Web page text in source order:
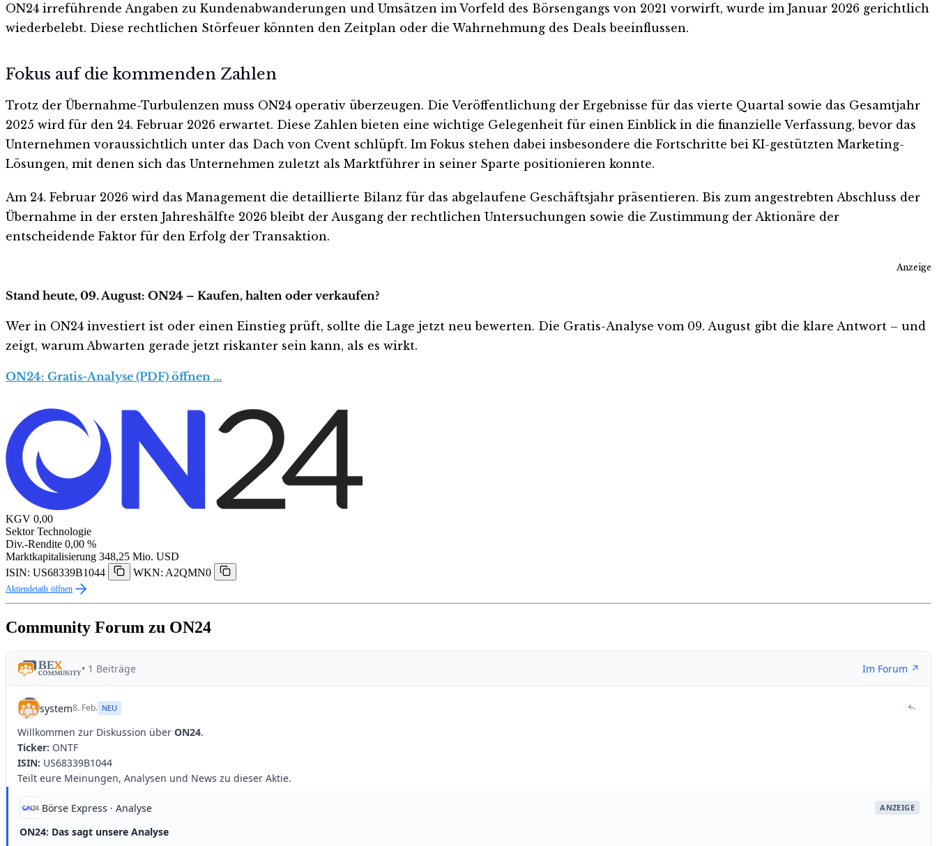
ON24 irreführende Angaben zu Kundenabwanderungen und Umsätzen im Vorfeld des Börsengangs von 2021 vorwirft, wurde im Januar 2026 gerichtlich
wiederbelebt. Diese rechtlichen Störfeuer könnten den Zeitplan oder die Wahrnehmung des Deals beeinflussen.
Fokus auf die kommenden Zahlen
Trotz der Übernahme-Turbulenzen muss ON24 operativ überzeugen. Die Veröffentlichung der Ergebnisse für das vierte Quartal sowie das Gesamtjahr
2025 wird für den 24. Februar 2026 erwartet. Diese Zahlen bieten eine wichtige Gelegenheit für einen Einblick in die finanzielle Verfassung, bevor das
Unternehmen voraussichtlich unter das Dach von Cvent schlüpft. Im Fokus stehen dabei insbesondere die Fortschritte bei KI-gestützten Marketing-
Lösungen, mit denen sich das Unternehmen zuletzt als Marktführer in seiner Sparte positionieren konnte.
Am 24. Februar 2026 wird das Management die detaillierte Bilanz für das abgelaufene Geschäftsjahr präsentieren. Bis zum angestrebten Abschluss der
Übernahme in der ersten Jahreshälfte 2026 bleibt der Ausgang der rechtlichen Untersuchungen sowie die Zustimmung der Aktionäre der
entscheidende Faktor für den Erfolg der Transaktion.
Anzeige
Stand heute, 09. August: ON24 – Kaufen, halten oder verkaufen?
Wer in ON24 investiert ist oder einen Einstieg prüft, sollte die Lage jetzt neu bewerten. Die Gratis-Analyse vom 09. August gibt die klare Antwort – und
zeigt, warum Abwarten gerade jetzt riskanter sein kann, als es wirkt.
ON24: Gratis-Analyse (PDF) öffnen …
KGV 0,00
Sektor Technologie
Div.-Rendite 0,00 %
Marktkapitalisierung 348,25 Mio. USD
ISIN: US68339B1044
WKN: A2QMN0
Aktiendetails öffnen
Community Forum zu ON24